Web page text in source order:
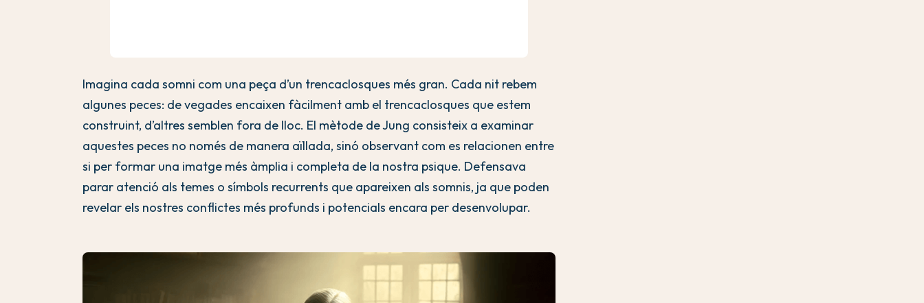
Imagina cada somni com una peça d’un trencaclosques més gran. Cada nit rebem
algunes peces: de vegades encaixen fàcilment amb el trencaclosques que estem
construint, d’altres semblen fora de lloc. El mètode de Jung consisteix a examinar
aquestes peces no només de manera aïllada, sinó observant com es relacionen entre
si per formar una imatge més àmplia i completa de la nostra psique. Defensava
parar atenció als temes o símbols recurrents que apareixen als somnis, ja que poden
revelar els nostres conflictes més profunds i potencials encara per desenvolupar.